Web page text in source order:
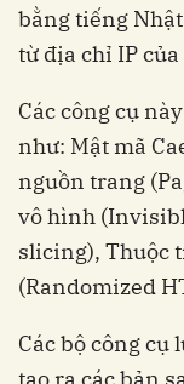
bằng tiếng
từ địa chỉ IP
Các công cụ
như: Mật mã
nguồn trang
vô hình
slicing), Thuộc
(Randomized
Các bộ công cụ